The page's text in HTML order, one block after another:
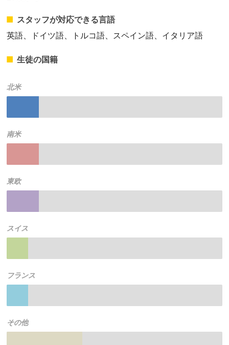
スタッフが対応できる言語
英語、ドイツ語、トルコ語、スペイン語、イタリア語
生徒の国籍
北米
南米
東欧
スイス
フランス
その他